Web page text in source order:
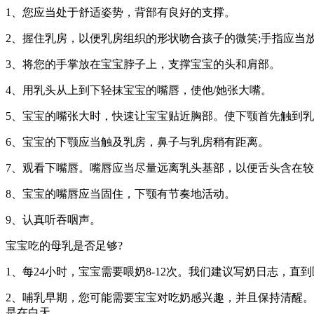
1、您应当处于舒适姿势，背部有良好的支撑。
2、握住乳房，以便乳房组织的形状吻合孩子的微笑;手指应当
3、将您的手掌放在宝宝脖子上，支撑宝宝的头和肩部。
4、用乳头从上到下轻抹宝宝的嘴唇，使他/她张大嘴。
5、宝宝的嘴张大时，快速让宝宝贴近胸部。使下颚首先触到
6、宝宝的下颚应当触及乳房，鼻子与乳房稍有距离。
7、观看下嘴唇。嘴唇应当尽量远离乳头基部，以便舌头含在
8、宝宝的嘴唇应当固住，下颚有节奏地活动。
9、认真听吞咽声。
宝宝吃的母乳是否足够?
1、每24小时，宝宝需要喂奶8-12次。我们建议写奶日志，直
2、哺乳早期，您可能需要宝宝对吃奶感兴趣，并且保持清醒